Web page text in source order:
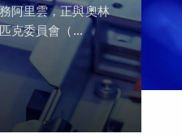
阿里雲，正與奧林
克委員會（...